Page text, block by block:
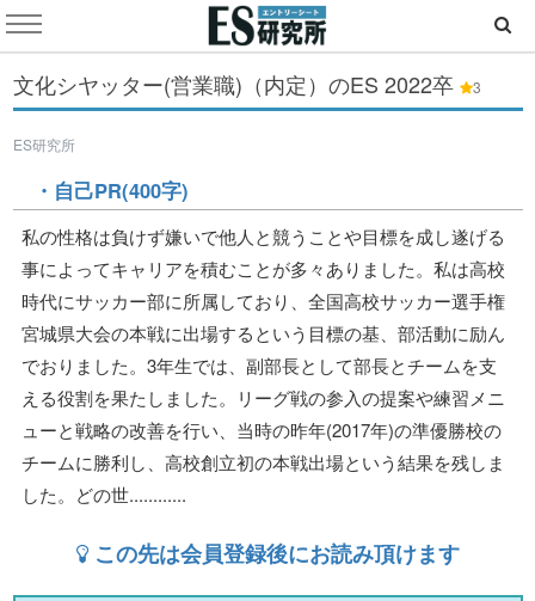
文化シヤッター(営業職)（内定）のES 2022卒 3
ES研究所
・自己PR(400字)
私の性格は負けず嫌いで他人と競うことや目標を成し遂げる
事によってキャリアを積むことが多々ありました。私は高校
時代にサッカー部に所属しており、全国高校サッカー選手権
宮城県大会の本戦に出場するという目標の基、部活動に励ん
でおりました。3年生では、副部長として部長とチームを支
える役割を果たしました。リーグ戦の参入の提案や練習メニ
ューと戦略の改善を行い、当時の昨年(2017年)の準優勝校の
チームに勝利し、高校創立初の本戦出場という結果を残しま
した。どの世............
この先は会員登録後にお読み頂けます